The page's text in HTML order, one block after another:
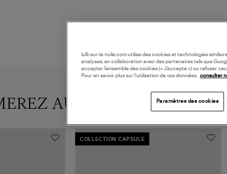
AUSSI
COLLECTION CAPSULE
lulli-sur-la-toile.com utilise des cookies et technologies
analyses, en collaboration avec des partenaires tels que
accepter l’ensemble des cookies (« J’accepte ») ou refuser
Pour en savoir plus sur l’utilisation de vos données,
consulter
Paramètres des cookies